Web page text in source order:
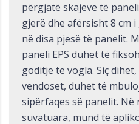
përgjatë skajeve të
gjerë dhe afërsisht 8 cm
në disa pjesë të panelit.
paneli EPS duhet të
goditje të vogla. Siç
vendoset, duhet të
sipërfaqes së panelit.
suvatuara, mund të